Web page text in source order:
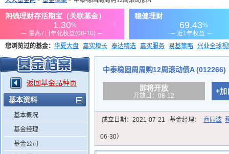
您浏览过的基金： 华夏大盘 嘉实增长 泰达精选 嘉实服务 易基策略 兴业全球
添富优势 华安宏利 上证180价值ETF
返回基金品种页
基本资料
基本概况
基金经理
基金公司
中泰稳固周周购12周滚动债A (012266)
即将开放
开放日：08-12
+加
成立日期： 2021-07-21 基金经理： 商园波
06-30）